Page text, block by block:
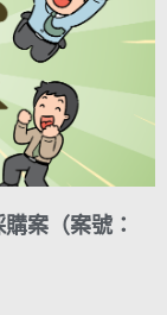
案（案號：